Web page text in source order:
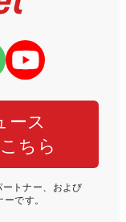
ース
ちら
トナー、および
です。